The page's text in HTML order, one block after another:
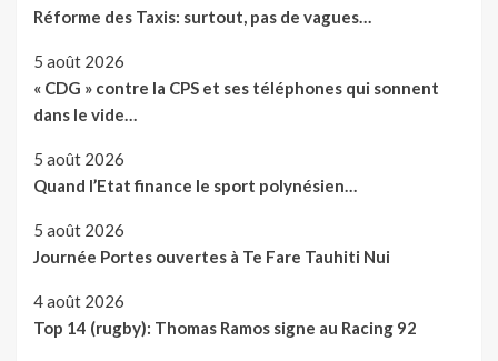
Réforme des Taxis: surtout, pas de vagues…
5 août 2026
« CDG » contre la CPS et ses téléphones qui sonnent
dans le vide…
5 août 2026
Quand l’Etat finance le sport polynésien…
5 août 2026
Journée Portes ouvertes à Te Fare Tauhiti Nui
4 août 2026
Top 14 (rugby): Thomas Ramos signe au Racing 92